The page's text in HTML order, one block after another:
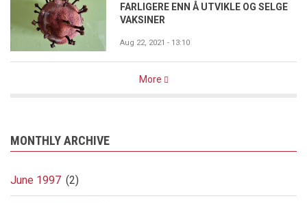
FARLIGERE ENN Å UTVIKLE OG SELGE
VAKSINER
Aug 22, 2021 - 13:10
More
MONTHLY ARCHIVE
June 1997 (2)